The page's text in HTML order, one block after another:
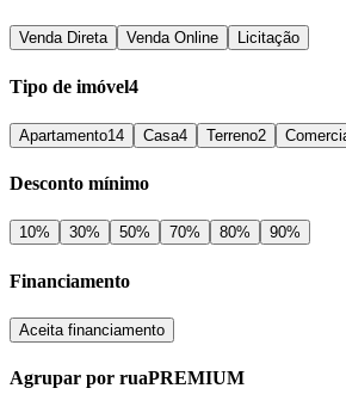
Venda Direta Venda Online Licitação
Tipo de imóvel4
Apartamento14 Casa4 Terreno2
Desconto mínimo
10% 30% 50% 70% 80% 90%
Financiamento
Aceita financiamento
Agrupar por ruaPREMIUM